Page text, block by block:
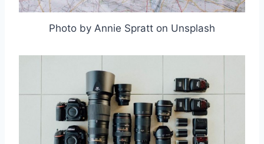
Photo by Annie Spratt on Unsplash